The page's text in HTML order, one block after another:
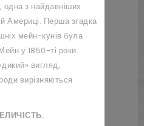
з найдавніших
Америці. Перша згадка
мейн-кунів була
у 1850-ті роки.
вигляд,
вирізняються